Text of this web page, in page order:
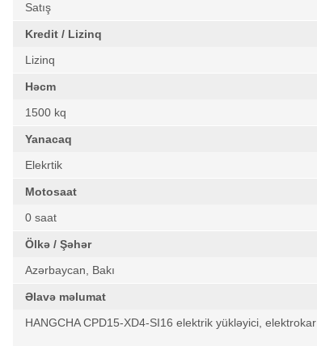
Satış
Kredit / Lizinq
Lizinq
Həcm
1500 kq
Yanacaq
Elekrtik
Motosaat
0 saat
Ölkə / Şəhər
Azərbaycan, Bakı
Əlavə məlumat
HANGCHA CPD15-XD4-SI16 elektrik yükləyici, elektrokar